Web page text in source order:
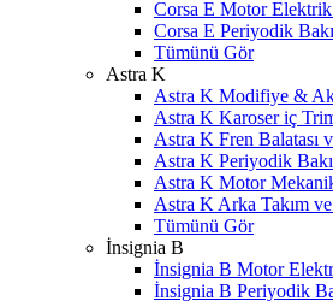
Corsa E Motor Elektrik
Corsa E Periyodik
Tümünü Gör
Astra K
Astra K Modifiye &
Astra K Karoser iç
Astra K Fren Balatası
Astra K Periyodik
Astra K Motor
Astra K Arka Takım
Tümünü Gör
İnsignia B
İnsignia B Motor
İnsignia B Periyodik